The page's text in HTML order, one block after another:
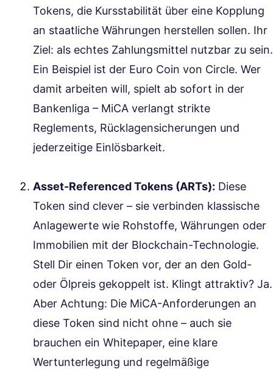
Tokens, die Kursstabilität über eine Kopplung
an staatliche Währungen herstellen sollen. Ihr
Ziel: als echtes Zahlungsmittel nutzbar zu sein.
Ein Beispiel ist der Euro Coin von Circle. Wer
damit arbeiten will, spielt ab sofort in der
Bankenliga – MiCA verlangt strikte
Reglements, Rücklagensicherungen und
jederzeitige Einlösbarkeit.
Asset-Referenced Tokens (ARTs): Diese
Token sind clever – sie verbinden klassische
Anlagewerte wie Rohstoffe, Währungen oder
Immobilien mit der Blockchain-Technologie.
Stell Dir einen Token vor, der an den Gold-
oder Ölpreis gekoppelt ist. Klingt attraktiv? Ja.
Aber Achtung: Die MiCA-Anforderungen an
diese Token sind nicht ohne – auch sie
brauchen ein Whitepaper, eine klare
Wertunterlegung und regelmäßige